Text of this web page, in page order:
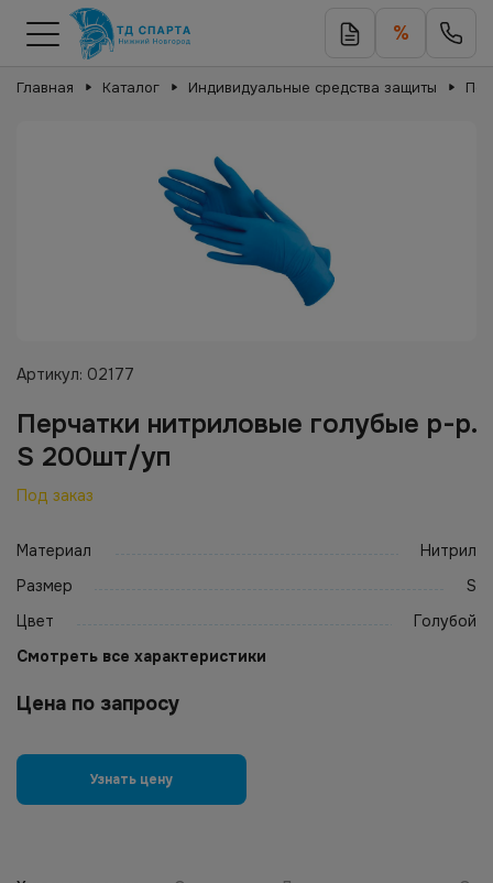
%
Главная Каталог Индивидуальные средства защиты
Артикул: 02177
Перчатки нитриловые голубые р-р.
S 200шт/уп
Под заказ
Материал
Нитрил
Размер
S
Цвет
Голубой
Смотреть все характеристики
Цена по запросу
Узнать цену